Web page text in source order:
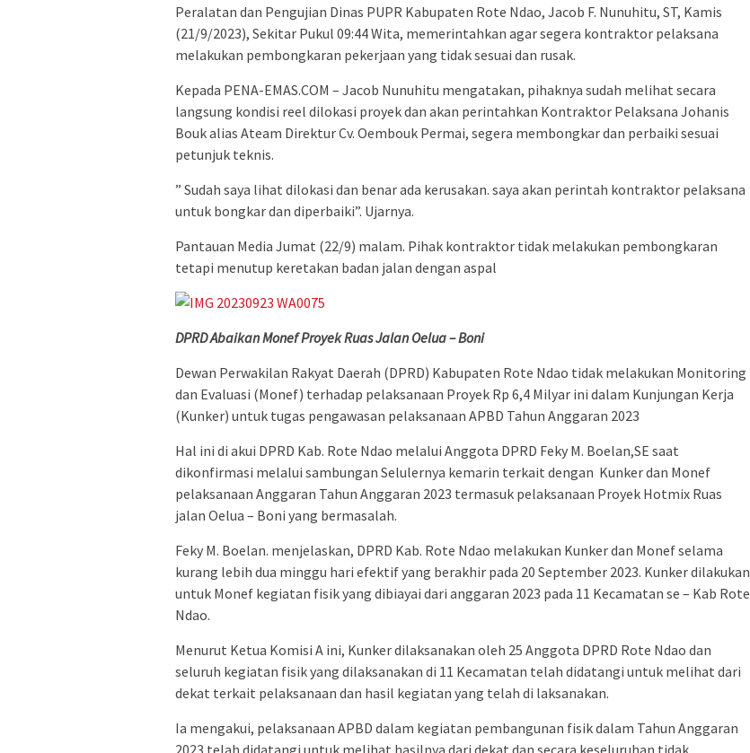
Peralatan dan Pengujian Dinas PUPR Kabupaten Rote Ndao, Jacob F. Nunuhitu, ST, Kamis
(21/9/2023), Sekitar Pukul 09:44 Wita, memerintahkan agar segera kontraktor pelaksana
melakukan pembongkaran pekerjaan yang tidak sesuai dan rusak.
Kepada PENA-EMAS.COM – Jacob Nunuhitu mengatakan, pihaknya sudah melihat secara
langsung kondisi reel dilokasi proyek dan akan perintahkan Kontraktor Pelaksana Johanis
Bouk alias Ateam Direktur Cv. Oembouk Permai, segera membongkar dan perbaiki sesuai
petunjuk teknis.
” Sudah saya lihat dilokasi dan benar ada kerusakan. saya akan perintah kontraktor pelaksana
untuk bongkar dan diperbaiki”. Ujarnya.
Pantauan Media Jumat (22/9) malam. Pihak kontraktor tidak melakukan pembongkaran
tetapi menutup keretakan badan jalan dengan aspal
DPRD Abaikan Monef Proyek Ruas Jalan Oelua – Boni
Dewan Perwakilan Rakyat Daerah (DPRD) Kabupaten Rote Ndao tidak melakukan Monitoring
dan Evaluasi (Monef) terhadap pelaksanaan Proyek Rp 6,4 Milyar ini dalam Kunjungan Kerja
(Kunker) untuk tugas pengawasan pelaksanaan APBD Tahun Anggaran 2023
Hal ini di akui DPRD Kab. Rote Ndao melalui Anggota DPRD Feky M. Boelan,SE saat
dikonfirmasi melalui sambungan Selulernya kemarin terkait dengan Kunker dan Monef
pelaksanaan Anggaran Tahun Anggaran 2023 termasuk pelaksanaan Proyek Hotmix Ruas
jalan Oelua – Boni yang bermasalah.
Feky M. Boelan. menjelaskan, DPRD Kab. Rote Ndao melakukan Kunker dan Monef selama
kurang lebih dua minggu hari efektif yang berakhir pada 20 September 2023. Kunker dilakukan
untuk Monef kegiatan fisik yang dibiayai dari anggaran 2023 pada 11 Kecamatan se – Kab Rote
Ndao.
Menurut Ketua Komisi A ini, Kunker dilaksanakan oleh 25 Anggota DPRD Rote Ndao dan
seluruh kegiatan fisik yang dilaksanakan di 11 Kecamatan telah didatangi untuk melihat dari
dekat terkait pelaksanaan dan hasil kegiatan yang telah di laksanakan.
Ia mengakui, pelaksanaan APBD dalam kegiatan pembangunan fisik dalam Tahun Anggaran
2023 telah didatangi untuk melihat hasilnya dari dekat dan secara keseluruhan tidak